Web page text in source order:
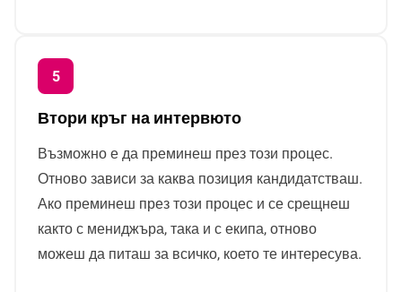
Втори кръг на интервюто
Възможно е да преминеш през този процес.
Отново зависи за каква позиция кандидатстваш.
Ако преминеш през този процес и се срещнеш
както с мениджъра, така и с екипа, отново
можеш да питаш за всичко, което те интересува.